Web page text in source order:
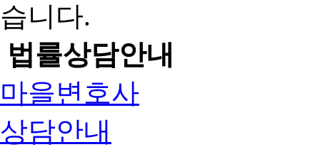
습니다.
법률상담안내
마을변호사
상담안내